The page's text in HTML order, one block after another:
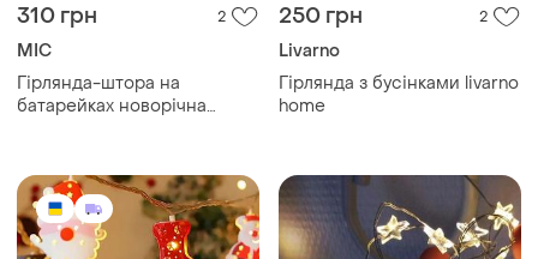
310 грн 2
MIC
Гірлянда-штора на
батарейках новорічна
250 грн 2
Livarno
Гірлянда з бусінками livarno
home